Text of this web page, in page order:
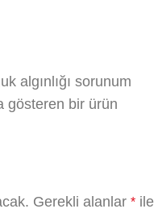
algınlığı sorunum
gösteren bir ürün
Gerekli alanlar * ile